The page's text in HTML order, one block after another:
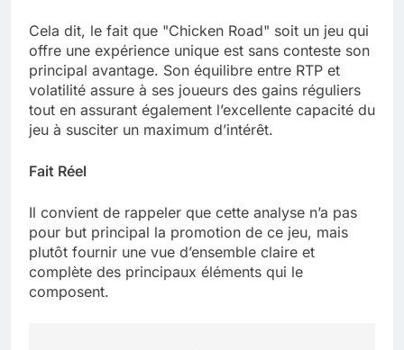
Cela dit, le fait que "Chicken Road" soit un jeu qui
offre une expérience unique est sans conteste son
principal avantage. Son équilibre entre RTP et
volatilité assure à ses joueurs des gains réguliers
tout en assurant également l’excellente capacité du
jeu à susciter un maximum d’intérêt.
Fait Réel
Il convient de rappeler que cette analyse n’a pas
pour but principal la promotion de ce jeu, mais
plutôt fournir une vue d’ensemble claire et
complète des principaux éléments qui le
composent.